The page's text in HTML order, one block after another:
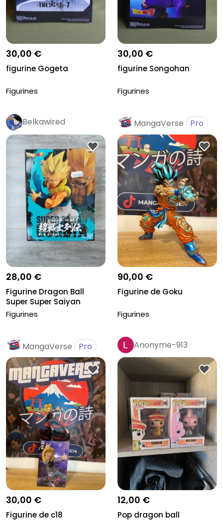
30,00 €
figurine Gogeta
Figurines
30,00 €
figurine Songohan
Figurines
Belkawired
28,00 €
Figurine Dragon Ball
Super Super Saiyan
Gogeta Neu...
Figurines
MangaVerse Pro
90,00 €
Figurine de Goku
Figurines
MangaVerse Pro
30,00 €
Figurine de c18
Anonyme-913
12,00 €
Pop dragon ball